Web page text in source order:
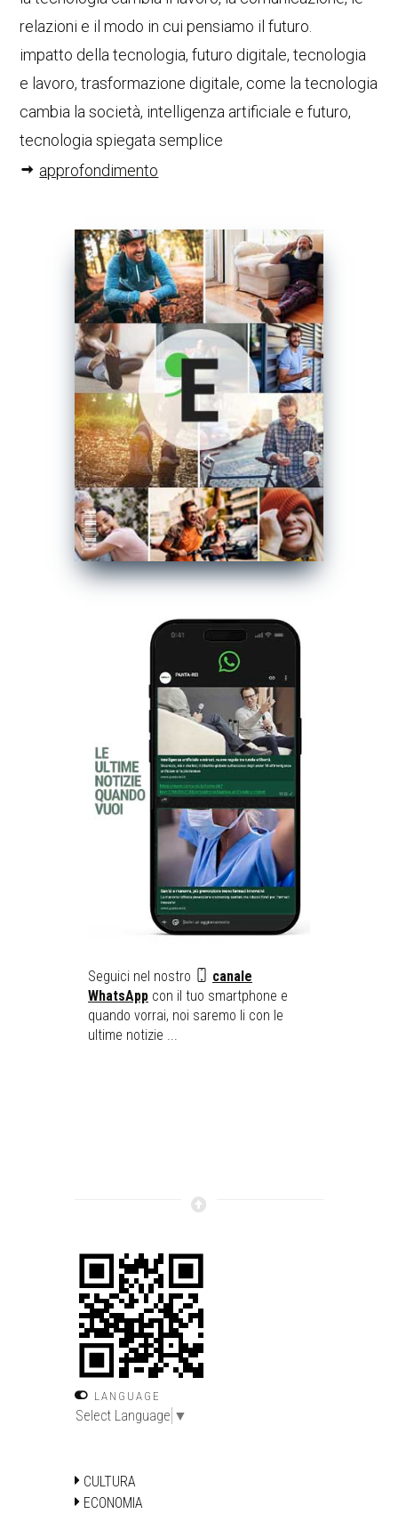
relazioni e il modo in cui pensiamo il futuro.
impatto della tecnologia, futuro digitale, tecnologia
e lavoro, trasformazione digitale, come la tecnologia
cambia la società, intelligenza artificiale e futuro,
tecnologia spiegata semplice
approfondimento
Seguici nel nostro
canale
WhatsApp con il tuo smartphone e
quando vorrai, noi saremo li con le
ultime notizie ...
LANGUAGE
Select Language ▼
CULTURA
ECONOMIA